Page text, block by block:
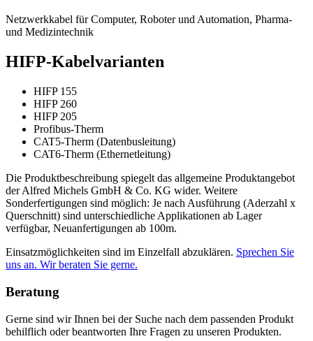
Netzwerkkabel für Computer, Roboter und Automation, Pharma-
und Medizintechnik
HIFP-Kabelvarianten
HIFP 155
HIFP 260
HIFP 205
Profibus-Therm
CAT5-Therm (Datenbusleitung)
CAT6-Therm (Ethernetleitung)
Die Produktbeschreibung spiegelt das allgemeine Produktangebot
der Alfred Michels GmbH & Co. KG wider. Weitere
Sonderfertigungen sind möglich: Je nach Ausführung (Aderzahl x
Querschnitt) sind unterschiedliche Applikationen ab Lager
verfügbar, Neuanfertigungen ab 100m.
Einsatzmöglichkeiten sind im Einzelfall abzuklären. Sprechen Sie
uns an. Wir beraten Sie gerne.
Beratung
Gerne sind wir Ihnen bei der Suche nach dem passenden Produkt
behilflich oder beantworten Ihre Fragen zu unseren Produkten.